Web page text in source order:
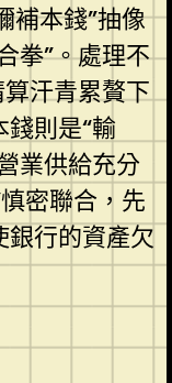
補本錢”抽像
拳”。處理不
汗青累贅下
則是“輸
業供給充分
密聯合，先
銀行的資產欠